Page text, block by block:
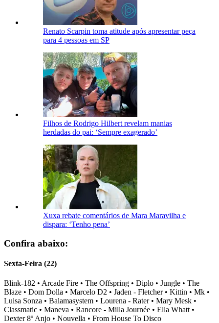
Renato Scarpin toma atitude após apresentar peça
para 4 pessoas em SP
Filhos de Rodrigo Hilbert revelam manias
herdadas do pai: ‘Sempre exagerado’
Xuxa rebate comentários de Mara Maravilha e
dispara: ‘Tenho pena’
Confira abaixo:
Sexta-Feira (22)
Blink-182 • Arcade Fire • The Offspring • Diplo • Jungle • The
Blaze • Dom Dolla • Marcelo D2 • Jaden - Fletcher • Kittin • Mk •
Luisa Sonza • Balamasystem • Lourena - Rater • Mary Mesk •
Classmatic • Maneva • Rancore - Milla Journée • Ella Whatt •
Dexter 8º Anjo • Nouvella • From House To Disco